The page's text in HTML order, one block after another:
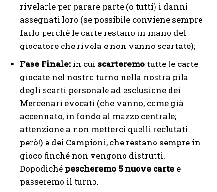
rivelarle per parare parte (o tutti) i danni
assegnati loro (se possibile conviene sempre
farlo perché le carte restano in mano del
giocatore che rivela e non vanno scartate);
Fase Finale: in cui scarteremo tutte le carte
giocate nel nostro turno nella nostra pila
degli scarti personale ad esclusione dei
Mercenari evocati (che vanno, come già
accennato, in fondo al mazzo centrale;
attenzione a non metterci quelli reclutati
però!) e dei Campioni, che restano sempre in
gioco finché non vengono distrutti.
Dopodiché pescheremo 5 nuove carte e
passeremo il turno.